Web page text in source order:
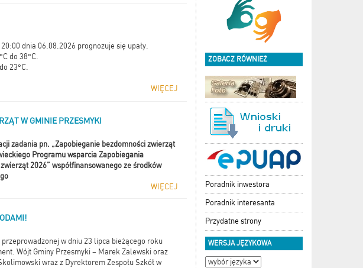
dnia 06.08.2026 prognozuje się upały.
do 38°C.
23°C.
WIĘCEJ
W GMINIE PRZESMYKI
zadania pn. „Zapobieganie bezdomności zwierząt
Programu wsparcia Zapobiegania
2026” współfinansowanego ze środków
WIĘCEJ
przeprowadzonej w dniu 23 lipca bieżącego roku
Wójt Gminy Przesmyki – Marek Zalewski oraz
wraz z Dyrektorem Zespołu Szkół w
ZOBACZ RÓWNIEŻ
Poradnik inwestora
Poradnik interesanta
Przydatne strony
WERSJA JĘZYKOWA